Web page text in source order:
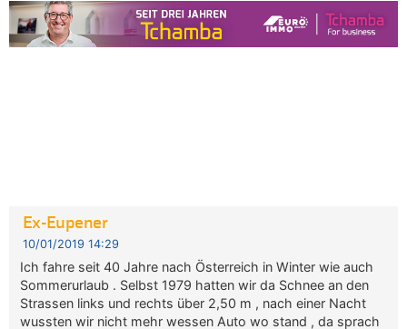
Ex-Eupener
10/01/2019 14:29
Ich fahre seit 40 Jahre nach Österreich in Winter wie auch
Sommerurlaub . Selbst 1979 hatten wir da Schnee an den
Strassen links und rechts über 2,50 m , nach einer Nacht
wussten wir nicht mehr wessen Auto wo stand , da sprach